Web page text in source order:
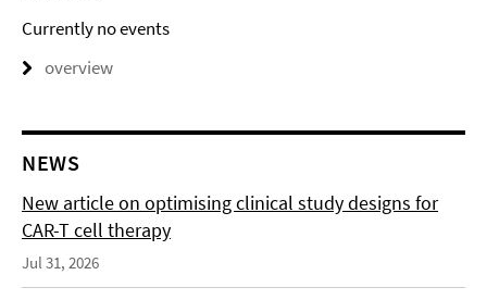
Currently no events
overview
NEWS
New article on optimising clinical study designs for
CAR-T cell therapy
Jul 31, 2026